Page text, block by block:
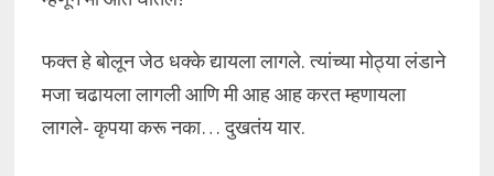
फक्त हे बोलून जेठ धक्के द्यायला लागले. त्यांच्या मोठ्या लंडाने
मजा चढायला लागली आणि मी आह आह करत म्हणायला
लागले- कृपया करू नका… दुखतंय यार.